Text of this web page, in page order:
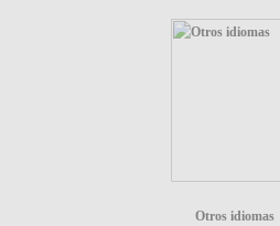
Otros idiomas